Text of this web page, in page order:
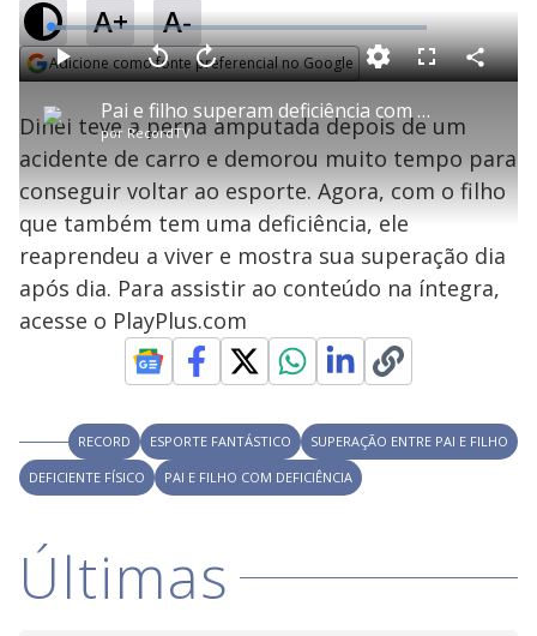
A+ A-
Adicione como fonte preferencial no Google
Opens in new window P
l
a
y
V
i
d
Pai e filho superam deficiência com ajuda do futebol
por RecordTV
P V
l
a
r
0
e
g
n
d
A
n
ç
a
s
e
u
n
o
s
L
o
a
d
e
4
.
1
7
%
F
l
e
n
C
o
i
l
h
Dinei teve a perna amputada depois de um
acidente de carro e demorou muito tempo para
conseguir voltar ao esporte. Agora, com o filho
que também tem uma deficiência, ele
reaprendeu a viver e mostra sua superação dia
após dia. Para assistir ao conteúdo na íntegra,
acesse o PlayPlus.com
RECORD ESPORTE FANTÁSTICO
SUPERAÇÃO ENTRE PAI E FILHO
DEFICIENTE FÍSICO
PAI E FILHO COM DEFICIÊNCIA
Últimas